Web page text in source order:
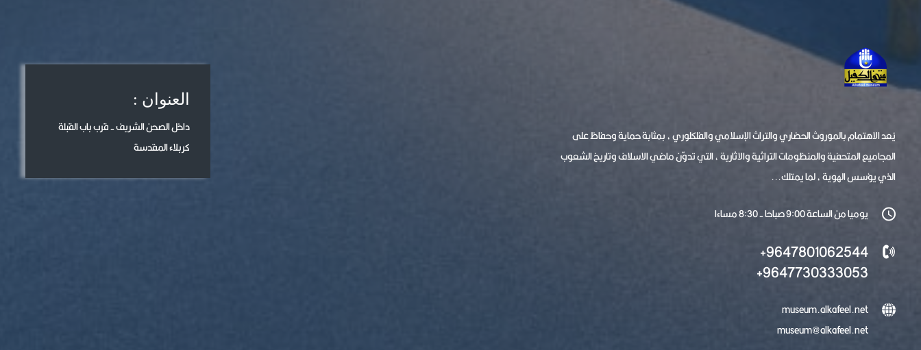
يُعد الاهتمام بالموروث الحضاري والتراث الإسلامي والفلكلوري ، بمثابة حماية وحفاظ على
المجاميع المتحفية والمنظومات التراثية والاثارية ، التي تدوّن ماضي الاسلاف وتاريخ الشعوب
الذي يؤسس الهوية ، لما يمتلك...
يوميا من الساعة 9:00 صباحا - 8:30 مساءا
9647801062544+
9647730333053+
museum.alkafeel.net
museum@alkafeel.net
العنوان :
داخل الصحن الشريف - قرب باب القبلة
كربلاء المقدسة